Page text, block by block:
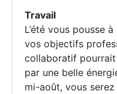
Travail
L’été vous pousse
vos objectifs
collaboratif
par une belle
mi-août, vous